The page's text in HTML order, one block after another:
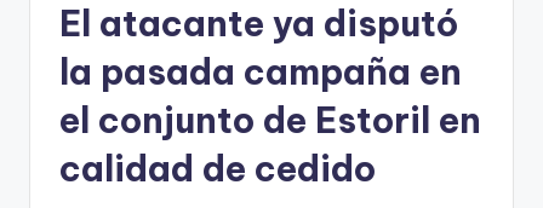
El atacante ya disputó
la pasada campaña en
el conjunto de Estoril en
calidad de cedido